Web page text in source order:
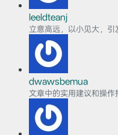
leeldteanj
立意高远，以小见大，引
dwawsbemua
文章中的实用建议和操作